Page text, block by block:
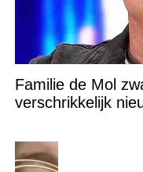
Familie de Mol
verschrikkelijk